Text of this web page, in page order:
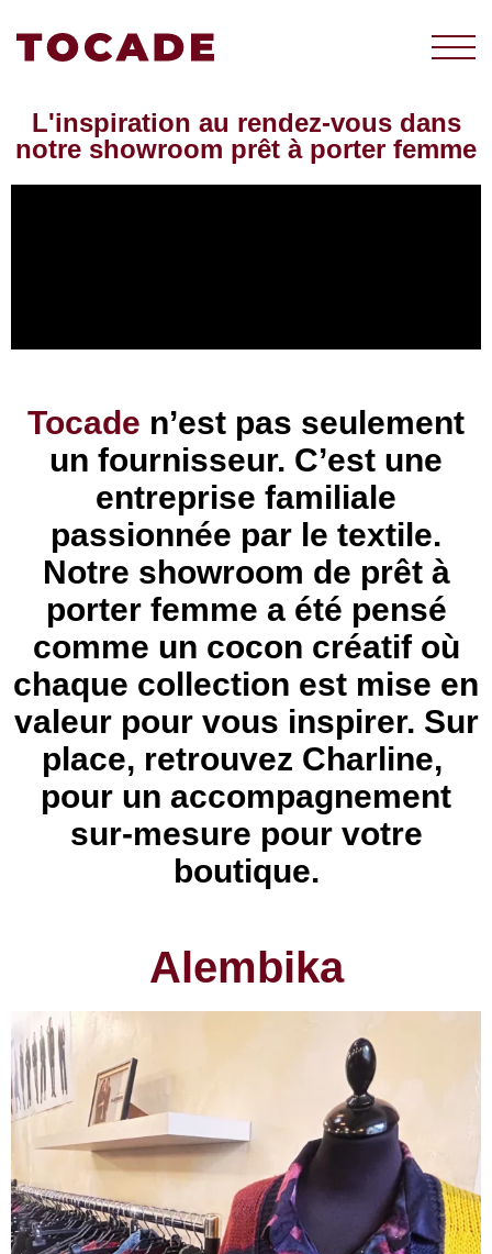
L'inspiration au rendez-vous dans
notre showroom prêt à porter femme
Tocade n’est pas seulement
un fournisseur. C’est une
entreprise familiale
passionnée par le textile.
Notre showroom de prêt à
porter femme a été pensé
comme un cocon créatif où
chaque collection est mise en
valeur pour vous inspirer. Sur
place, retrouvez Charline,
pour un accompagnement
sur-mesure pour votre
boutique.
Alembika